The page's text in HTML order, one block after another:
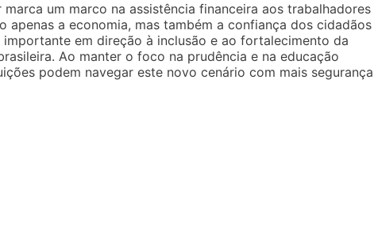
um marco na assistência financeira aos trabalhadores
apenas a economia, mas também a confiança dos cidadãos
em direção à inclusão e ao fortalecimento da
Ao manter o foco na prudência e na educação
podem navegar este novo cenário com mais